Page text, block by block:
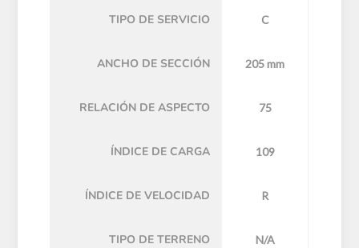
TIPO DE SERVICIO C
ANCHO DE SECCIÓN 205 mm
RELACIÓN DE ASPECTO 75
ÍNDICE DE CARGA 109
ÍNDICE DE VELOCIDAD R
TIPO DE TERRENO N/A